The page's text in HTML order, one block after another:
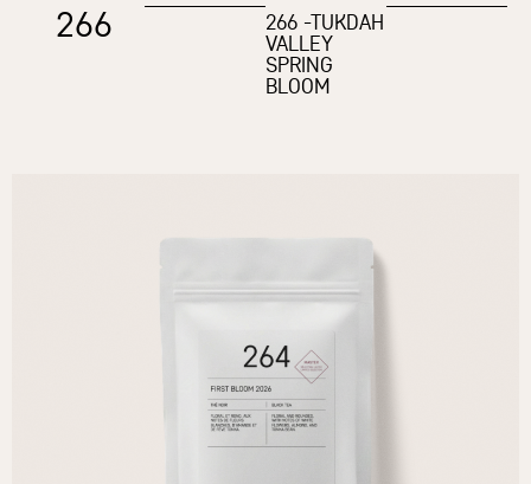
266 266 -TUKDAH
VALLEY
SPRING
BLOOM